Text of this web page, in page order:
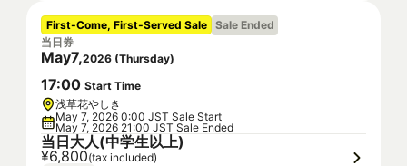
First-Come, First-Served Sale Sale Ended
当日券
May7,2026 (Thursday)
17:00 Start Time
浅草花やしき
May 7, 2026 0:00 JST Sale Start
May 7, 2026 21:00 JST Sale Ended
当日大人(中学生以上)
¥6,800(tax included)